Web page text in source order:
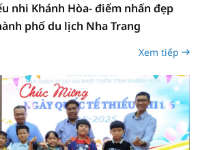
nhi Khánh Hòa- điểm nhấn đẹp
phố du lịch Nha Trang
Xem tiếp